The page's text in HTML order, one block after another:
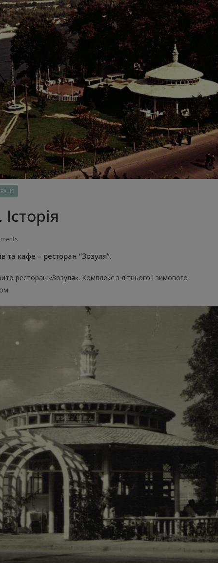
та кафе – ресторан “Зозуля”.
ресторан «Зозуля». Комплекс з літнього і зимового